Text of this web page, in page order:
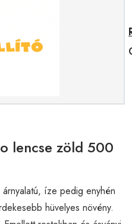
lencse zöld 500
íze pedig enyhén
hüvelyes növény.